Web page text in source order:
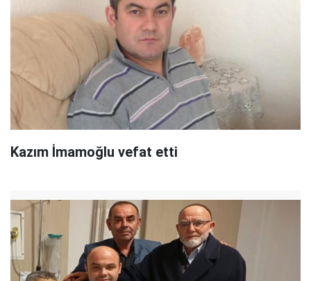
Kazım İmamoğlu vefat etti